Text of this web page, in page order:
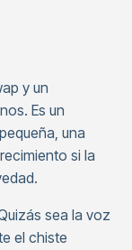
y un
Es un
una
si la
sea la voz
el chiste